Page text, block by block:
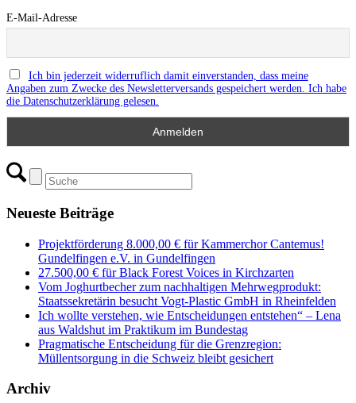
E-Mail-Adresse
Ich bin jederzeit widerruflich damit einverstanden, dass meine
Angaben zum Zwecke des Newsletterversands gespeichert werden. Ich habe
die Datenschutzerklärung gelesen.
Neueste Beiträge
Projektförderung 8.000,00 € für Kammerchor Cantemus!
Gundelfingen e.V. in Gundelfingen
27.500,00 € für Black Forest Voices in Kirchzarten
Vom Joghurtbecher zum nachhaltigen Mehrwegprodukt:
Staatssekretärin besucht Vogt-Plastic GmbH in Rheinfelden
Ich wollte verstehen, wie Entscheidungen entstehen“ – Lena
aus Waldshut im Praktikum im Bundestag
Pragmatische Entscheidung für die Grenzregion:
Müllentsorgung in die Schweiz bleibt gesichert
Archiv